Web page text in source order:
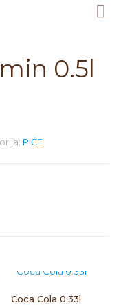
0.5l
PIĆE
Coca Cola 0.33l